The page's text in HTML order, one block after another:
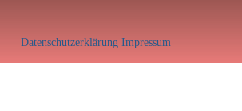
Datenschutzerklärung Impressum